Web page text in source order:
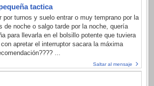
tactica
por turnos y suelo entrar o muy temprano por la
de noche o salgo tarde por la noche, quería
para llevarla en el bolsillo potente que tuviera
apretar el interruptor sacara la máxima
...
Saltar al mensaje